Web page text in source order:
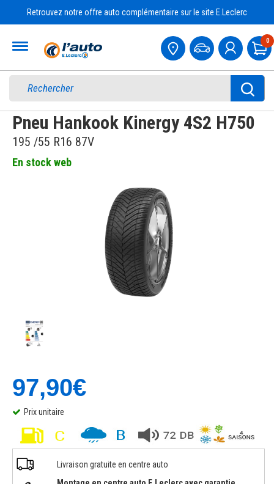
Retrouvez notre offre auto complémentaire sur le site E.Leclerc
0
Pneu Hankook Kinergy 4S2 H750
195 /55 R16 87V
En stock web
97,90€
Prix unitaire
Livraison gratuite en centre auto